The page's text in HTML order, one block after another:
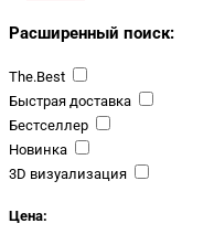
Расширенный поиск:
The.Best
Быстрая доставка
Бестселлер
Новинка
3D визуализация
Цена: